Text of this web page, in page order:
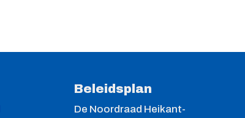
Beleidsplan
De Noordraad Heikant-